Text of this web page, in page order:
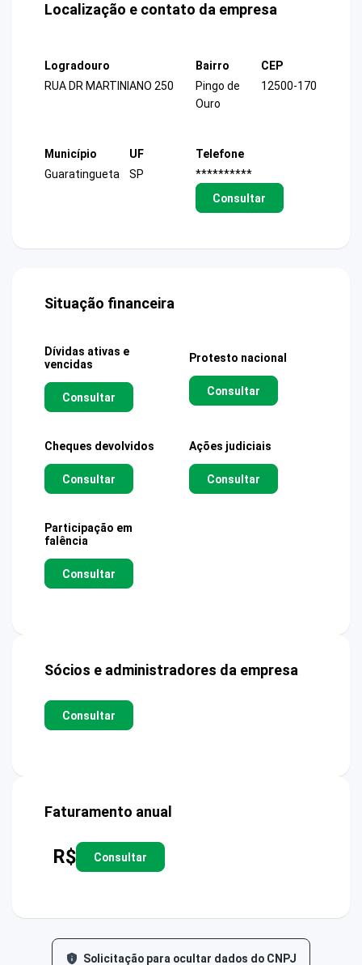
Localização e contato da empresa
Logradouro
RUA DR MARTINIANO 250
Bairro
Pingo de
Ouro
CEP
12500-170
Município
Guaratingueta
UF
SP
Telefone
**********
Consultar
Situação financeira
Dívidas ativas e
vencidas
Consultar
Protesto nacional
Consultar
Cheques devolvidos
Consultar
Ações judiciais
Consultar
Participação em
falência
Consultar
Sócios e administradores da empresa
Consultar
Faturamento anual
R$ Consultar
Solicitação para ocultar dados do CNPJ